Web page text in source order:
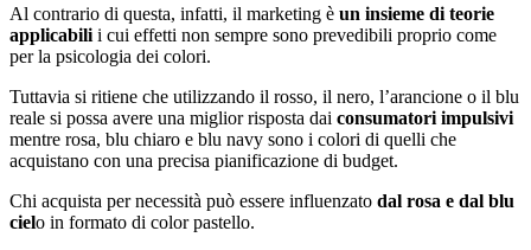
Al contrario di questa, infatti, il marketing è un insieme di teorie
applicabili i cui effetti non sempre sono prevedibili proprio come
per la psicologia dei colori.
Tuttavia si ritiene che utilizzando il rosso, il nero, l’arancione o il blu
reale si possa avere una miglior risposta dai consumatori impulsivi
mentre rosa, blu chiaro e blu navy sono i colori di quelli che
acquistano con una precisa pianificazione di budget.
Chi acquista per necessità può essere influenzato dal rosa e dal blu
cielo in formato di color pastello.